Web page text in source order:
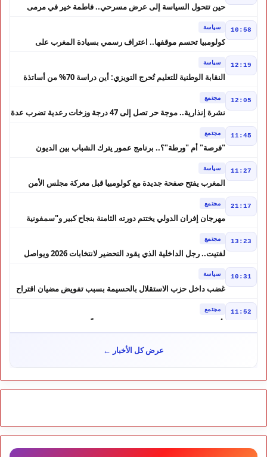
حين تتحول السياسة إلى عرض مسرحي.. فاطمة خير في مرمى
10:58 سياسة
كولومبيا تحسم موقفها.. اعتراف رسمي بسيادة المغرب على
12:19 سياسة
النقابة الوطنية للتعليم تُحرج التويزي: أين دراسة 70% من أساتذة
12:05 مجتمع
نشرة إنذارية.. موجة حر تصل إلى 47 درجة وزخات رعدية تضرب عدة
11:45 مجتمع
"فرصة" أم "ورطة"؟.. برنامج عمور يترك الشباب بين الديون
11:27 سياسة
المغرب يفتح صفحة جديدة مع كولومبيا قبل معركة مجلس الأمن
21:17 مجتمع
مهرجان إفران الدولي يختتم دورته الثامنة بنجاح كبير و"سمفونية
13:23 مجتمع
لفتيت.. رجل الداخلية الذي يقود التحضير لانتخابات 2026 ويواصل
10:31 سياسة
غضب داخل حزب الاستقلال بالحسيمة بسبب تفويض مضيان اقتراح
11:52 مجتمع
تأجيل محاكمة "إسكوبار الصحراء" استئنافياً واستدعاء جميع المتهمين
في حالة سراح
شوكي يعيد وعود الأحرار.. والمغاربة يطالبون بحساب وعود 2021
10:06 مجتمع
كارثة سبتة تتفاقم.. انتشال جثث جديدة واستمرار البحث عن هويات
مجتمع
عرض كل الأخبار ←